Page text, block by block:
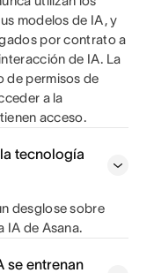
modelos de IA, y
por contrato a
de IA. La
de permisos de
a la
acceso.
tecnología
desglose sobre
IA de Asana.
se entrenan